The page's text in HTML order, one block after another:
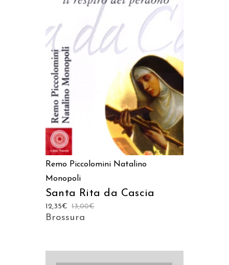
AGGIUNGI AL CARRELLO
Remo Piccolomini Natalino
Monopoli
Santa Rita da Cascia
13,00€
12,35€
Brossura